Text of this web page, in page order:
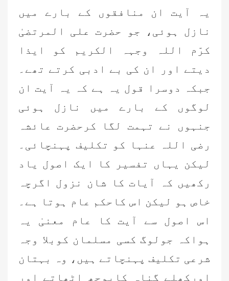
یہ آیت ان منافقوں کے بارے میں
نازل ہوئی، جو حضرت علی المرتضیٰ
کرّم اللہ وجہہ الکریم کو ایذا
دیتے اور ان کی بے ادبی کرتے تھے۔
جبکہ دوسرا قول یہ ہے کہ یہ آیت ان
لوگوں کے بارے میں نازل ہوئی
جنہوں نے تہمت لگا کرحضرت عائشہ
رضی اللہ عنہا کو تکلیف پہنچائی۔
لیکن یہاں تفسیر کا ایک اصول یاد
رکھیں کہ آیات کا شان نزول اگرچہ
خاص ہو لیکن اس کاحکم عام ہوتا ہے۔
اس اصول سے آیت کا عام معنیٰ یہ
ہواکہ جولوگ کسی مسلمان کوبلا وجہ
شرعی تکلیف پہنچاتے ہیں، وہ بہتان
اورکھلے گناہ کابوجھ اٹھاتے اور